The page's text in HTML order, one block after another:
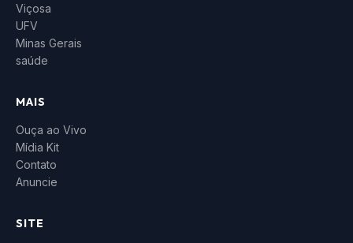
Viçosa
UFV
Minas Gerais
saúde
MAIS
Ouça ao Vivo
Mídia Kit
Contato
Anuncie
SITE